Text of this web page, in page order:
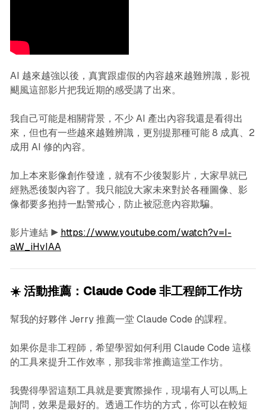
AI 越來越強以後，真實跟虛假的內容越來越難辨識，影視
颶風這部影片把我近期的感受講了出來。
我自己可能是相關背景，不少 AI 產出內容我還是看得出
來，但也有一些越來越難辨識，更別提那種可能 8 成真、2
成用 AI 修的內容。
加上本來影像創作發達，就有不少後製影片，大家早就已
經熟悉後製內容了。我只能說大家未來對於各種圖像、影
像都要多抱持一點警戒心，防止被惡意內容欺騙。
影片連結 ▶︎ https://www.youtube.com/watch?v=I-
aW_iHvIAA
☀️ 活動推薦：Claude Code 非工程師工作坊
幫我的好夥伴 Jerry 推薦一堂 Claude Code 的課程。
如果你是非工程師，希望學習如何利用 Claude Code 這樣
的工具來提升工作效率，那我非常推薦這堂工作坊。
我覺得學習這類工具就是要實際操作，現場有人可以馬上
詢問，效果是最好的。透過工作坊的方式，你可以在較短